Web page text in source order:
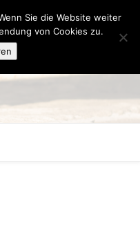
Sie die Website weiter
von Cookies zu.